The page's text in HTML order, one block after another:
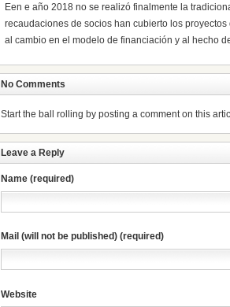
Een e año 2018 no se realizó finalmente la
recaudaciones de socios han cubierto los
al cambio en el modelo de financiación y al hecho
No Comments
Start the ball rolling by posting a comment on this
Leave a Reply
Name (required)
Mail (will not be published) (required)
Website